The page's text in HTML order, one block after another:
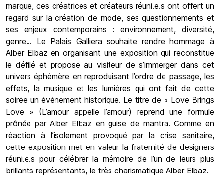
marque, ces créatrices et créateurs réuni.e.s ont offert un
regard sur la création de mode, ses questionnements et
ses enjeux contemporains : environnement, diversité,
genre... Le Palais Galliera souhaite rendre hommage à
Alber Elbaz en organisant une exposition qui reconstitue
le défilé et propose au visiteur de s’immerger dans cet
univers éphémère en reproduisant l’ordre de passage, les
effets, la musique et les lumières qui ont fait de cette
soirée un événement historique. Le titre de « Love Brings
Love » (L’amour appelle l’amour) reprend une formule
prônée par Alber Elbaz en guise de mantra. Comme en
réaction à l’isolement provoqué par la crise sanitaire,
cette exposition met en valeur la fraternité de designers
réuni.e.s pour célébrer la mémoire de l’un de leurs plus
brillants représentants, le très charismatique Alber Elbaz.